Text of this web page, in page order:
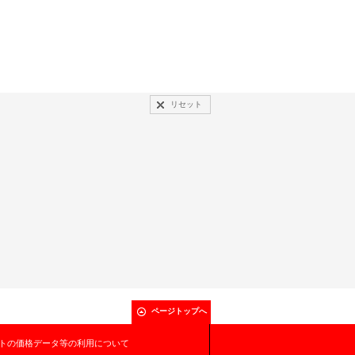
リセット
ページトップへ
の価格データ等の利用について